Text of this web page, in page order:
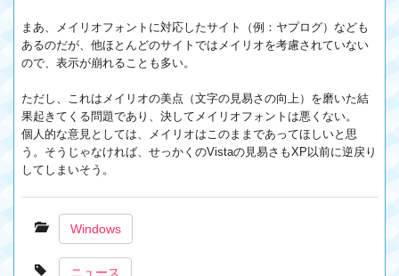
まあ、メイリオフォントに対応したサイト（例：ヤプログ）なども
あるのだが、他ほとんどのサイトではメイリオを考慮されていない
ので、表示が崩れることも多い。
ただし、これはメイリオの美点（文字の見易さの向上）を磨いた結
果起きてくる問題であり、決してメイリオフォントは悪くない。
個人的な意見としては、メイリオはこのままであってほしいと思
う。そうじゃなければ、せっかくのVistaの見易さもXP以前に逆戻り
してしまいそう。
Windows
ニュース